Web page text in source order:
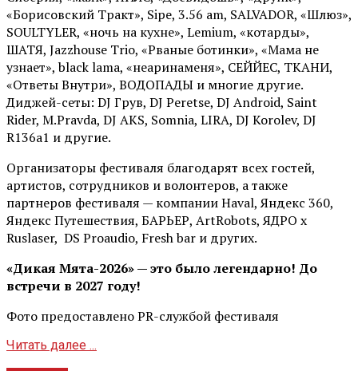
«Борисовский Тракт», Sipe, 3.56 am, SALVADOR, «Шлюз»,
SOULTYLER, «ночь на кухне», Lemium, «котарды»,
ШАТЯ, Jazzhouse Trio, «Рваные ботинки», «Мама не
узнает», black lama, «неаринаменя», СЕЙЙЕС, ТКАНИ,
«Ответы Внутри», ВОДОПАДЫ и многие другие.
Диджей-сеты: DJ Грув, DJ Peretse, DJ Android, Saint
Rider, М.Pravda, DJ AKS, Somnia, LIRA, DJ Korolev, DJ
R136a1 и другие.
Организаторы фестиваля благодарят всех гостей,
артистов, сотрудников и волонтеров, а также
партнеров фестиваля — компании Haval, Яндекс 360,
Яндекс Путешествия, БАРЬЕР, ArtRobots, ЯДРО х
Ruslaser, DS Proaudio, Fresh bar и других.
«Дикая Мята-2026» — это было легендарно! До
встречи в 2027 году!
Фото предоставлено PR-службой фестиваля
Читать далее ...